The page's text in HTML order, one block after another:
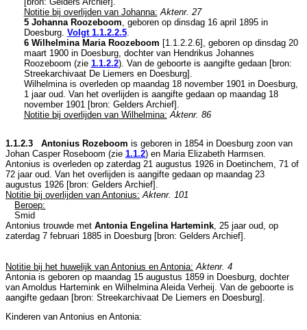
Notitie bij overlijden van Johanna: Aktenr. 27
5 Johanna Roozeboom , geboren op dinsdag 16 april 1895 in
Doesburg. Volgt 1.1.2.2.5.
6 Wilhelmina Maria Roozeboom [1.1.2.2.6], geboren op dinsdag 20
maart 1900 in Doesburg, dochter van Hendrikus Johannes
Roozeboom (zie 1.1.2.2). Van de geboorte is aangifte gedaan [bron:
Streekarchivaat De Liemers en Doesburg].
Wilhelmina is overleden op maandag 18 november 1901 in Doesburg,
1 jaar oud. Van het overlijden is aangifte gedaan op maandag 18
november 1901 [bron: Gelders Archief].
Notitie bij overlijden van Wilhelmina: Aktenr. 86
1.1.2.3 Antonius Rozeboom is geboren in 1854 in Doesburg zoon van
Johan Casper Roseboom (zie 1.1.2) en Maria Elizabeth Harmsen.
Antonius is overleden op zaterdag 21 augustus 1926 in Doetinchem , 71 of
72 jaar oud. Van het overlijden is aangifte gedaan op maandag 23
augustus 1926 [bron: Gelders Archief].
Notitie bij overlijden van Antonius: Aktenr. 101
Beroep:
Smid
Antonius trouwde met Antonia Engelina Hartemink , 25 jaar oud, op
zaterdag 7 februari 1885 in Doesburg [bron: Gelders Archief].
Notitie bij het huwelijk van Antonius en Antonia: Aktenr. 4
Antonia is geboren op maandag 15 augustus 1859 in Doesburg , dochter
van Arnoldus Hartemink en Wilhelmina Aleida Verheij. Van de geboorte is
aangifte gedaan [bron: Streekarchivaat De Liemers en Doesburg].
Kinderen van Antonius en Antonia: